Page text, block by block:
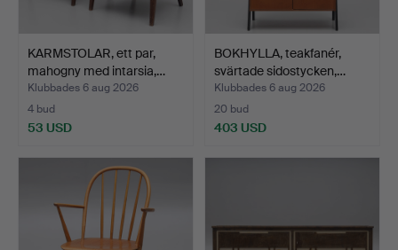
KARMSTOLAR, ett par,
mahogny med intarsia,…
Klubbades 6 aug 2026
4 bud
53 USD
BOKHYLLA, teakfanér,
svärtade sidostycken,…
Klubbades 6 aug 2026
20 bud
403 USD